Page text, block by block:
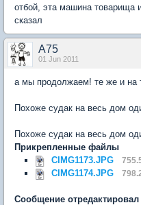
отбой, эта машина товарища
сказал
A75
01 Jun 2011
а мы продолжаем! те же и на
Похоже судак на весь дом
Похоже судак на весь дом
Прикрепленные файлы
CIMG1173.JPG
CIMG1174.JPG
Сообщение отредактировал